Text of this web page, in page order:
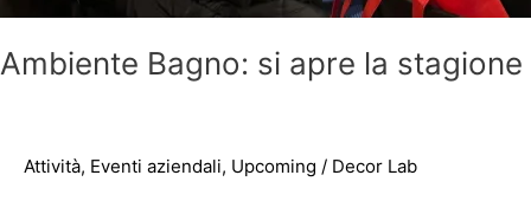
Ambiente Bagno: si apre la
Attività, Eventi aziendali, Upcoming / Decor Lab